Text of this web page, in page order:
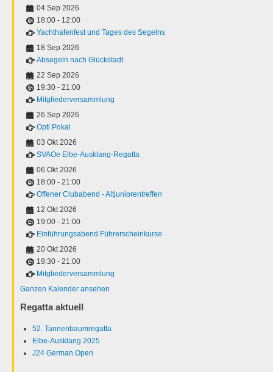
04 Sep 2026
18:00 - 12:00
Yachthafenfest und Tages des Segelns
18 Sep 2026
Absegeln nach Glückstadt
22 Sep 2026
19:30 - 21:00
Mitgliederversammlung
26 Sep 2026
Opti Pokal
03 Okt 2026
SVAOe Elbe-Ausklang-Regatta
06 Okt 2026
18:00 - 21:00
Offener Clubabend - Altjuniorentreffen
12 Okt 2026
19:00 - 21:00
Einführungsabend Führerscheinkurse
20 Okt 2026
19:30 - 21:00
Mitgliederversammlung
Ganzen Kalender ansehen
Regatta aktuell
52. Tannenbaumregatta
Elbe-Ausklang 2025
J24 German Open